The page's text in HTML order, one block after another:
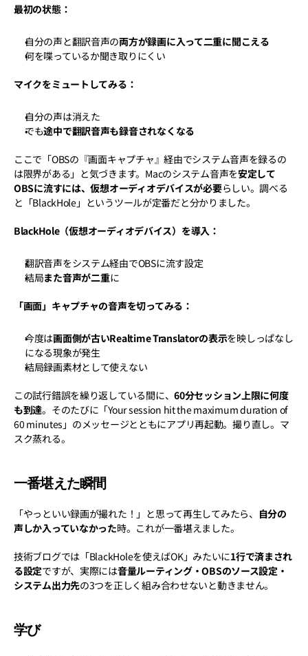
最初の状態：
自分の声と翻訳音声の両方が録画に入って二重に聞こえる
何を喋っているか聞き取りにくい
マイクをミュートしてみる：
自分の声は消えた
でも途中で翻訳音声も録音されなくなる
ここで「OBSの『画面キャプチャ』経由でシステム音声を録るの
は限界がある」と気づきます。Macのシステム音声を安定して
OBSに流すには、仮想オーディオデバイスが必要らしい。調べる
と「BlackHole」というツールが定番だと分かりました。
BlackHole（仮想オーディオデバイス）を導入：
翻訳音声をシステム経由でOBSに流す設定
結局また音声が二重に
「画面」キャプチャの音声を切ってみる：
今度は画面側が古いRealtime Translatorの表示を映しっぱなし
になる現象が発生
結局録画素材として使えない
この試行錯誤を繰り返している間に、60分セッション上限に何度
も到達。そのたびに「Your session hit the maximum duration of
60 minutes」のメッセージとともにアプリ再起動。撮り直し。マ
スク蒸れる。
一番堪えた瞬間
「やっといい録画が撮れた！」と思って再生してみたら、 自分の
声しか入っていなかった時。これが一番堪えました。
技術ブログでは「BlackHoleを使えばOK」みたいに1行で済まされ
る設定ですが、実際には音量ルーティング・OBSのソース設定・
システム出力先の3つを正しく組み合わせないと動きません。
学び